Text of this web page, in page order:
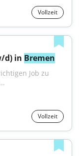
Vollzeit
d) in Bremen
Job zu
Vollzeit